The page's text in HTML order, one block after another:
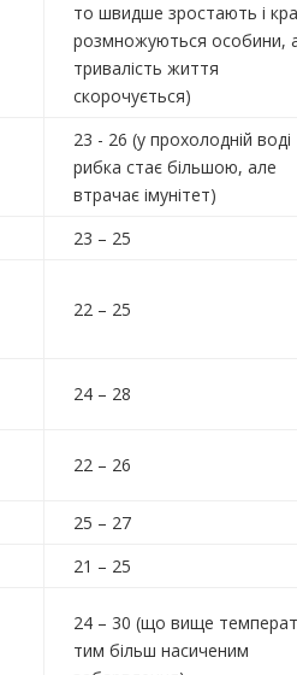
то швидше зростають і
розмножуються особини,
тривалість життя
скорочується)
23 - 26 (у прохолодній воді
рибка стає більшою, але
втрачає імунітет)
23 – 25
22 – 25
24 – 28
22 – 26
25 – 27
21 – 25
24 – 30 (що вище
тим більш насиченим